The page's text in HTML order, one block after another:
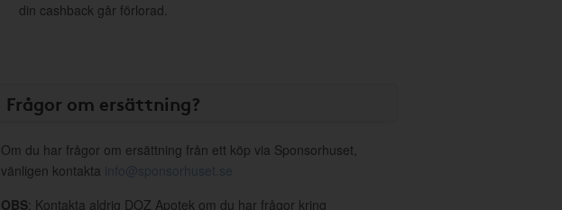
din cashback går förlorad.
Frågor om ersättning?
Om du har frågor om ersättning från ett köp via Sponsorhuset,
vänligen kontakta info@sponsorhuset.se
OBS: Kontakta aldrig DOZ Apotek om du har frågor kring